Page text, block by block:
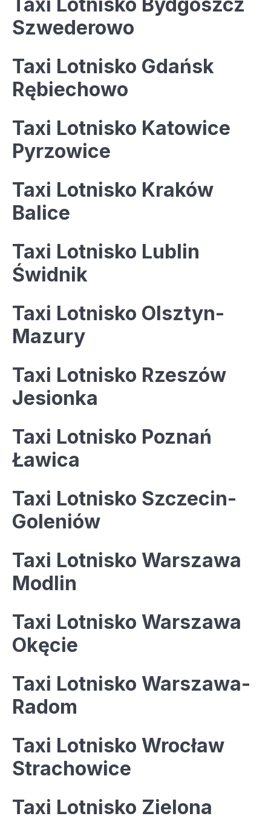
Szwederowo
Taxi Lotnisko Gdańsk
Rębiechowo
Taxi Lotnisko Katowice
Pyrzowice
Taxi Lotnisko Kraków
Balice
Taxi Lotnisko Lublin
Świdnik
Taxi Lotnisko Olsztyn-
Mazury
Taxi Lotnisko Rzeszów
Jesionka
Taxi Lotnisko Poznań
Ławica
Taxi Lotnisko Szczecin-
Goleniów
Taxi Lotnisko Warszawa
Modlin
Taxi Lotnisko Warszawa
Okęcie
Taxi Lotnisko Warszawa-
Radom
Taxi Lotnisko Wrocław
Strachowice
Taxi Lotnisko Zielona